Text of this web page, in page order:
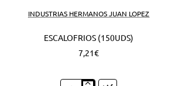
INDUSTRIAS HERMANOS JUAN LOPEZ
ESCALOFRIOS (150UDS)
7,21€